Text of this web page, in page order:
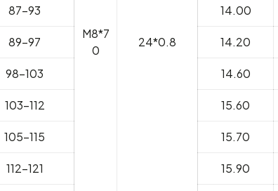
M8*7
0
24*0.8
87-93 14.00
89-97 14.20
98-103 14.60
103-112 15.60
105-115 15.70
112-121 15.90